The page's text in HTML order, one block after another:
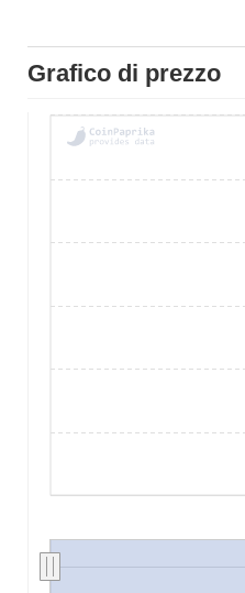
Grafico di prezzo